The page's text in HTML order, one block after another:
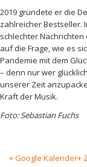
2019 gründete er die
zahlreicher Bestseller.
schlechter
auf die Frage, wie es
Pandemie mit dem
– denn nur wer
unserer Zeit
Kraft der Musik.
Foto: Sebastian Fuchs
+ Google Kalender+